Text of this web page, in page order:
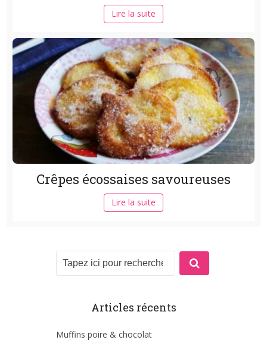
Lire la suite
Crêpes écossaises savoureuses
Lire la suite
Articles récents
Muffins poire & chocolat